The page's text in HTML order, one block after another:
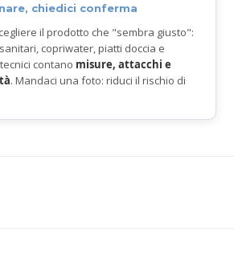
chiedici conferma
il prodotto che "sembra giusto":
copriwater, piatti doccia e
contano misure, attacchi e
. Mandaci una foto: riduci il rischio di